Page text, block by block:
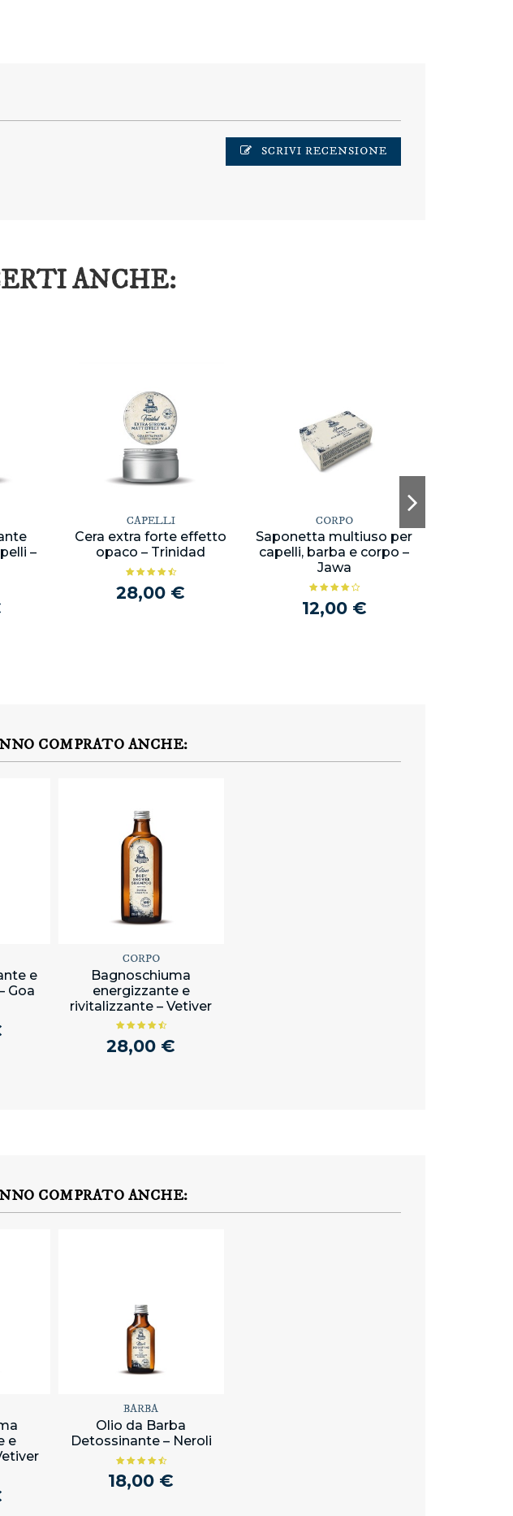
SCRIVI RECENSIONE
ANCHE:
–
CAPELLI
Cera extra forte effetto
opaco – Trinidad
28,00 €
CORPO
Saponetta multiuso per
capelli, barba e corpo –
Jawa
12,00 €
COMPRATO ANCHE:
e
Goa
CORPO
Bagnoschiuma
energizzante e
rivitalizzante – Vetiver
28,00 €
COMPRATO ANCHE:
e
BARBA
Olio da Barba
Detossinante – Neroli
18,00 €